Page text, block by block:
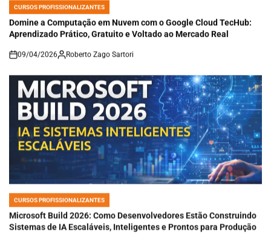
POSTED
IN
CURSOS PROFISSIONALIZANTES
Domine a Computação em Nuvem com o Google Cloud TecHub:
Aprendizado Prático, Gratuito e Voltado ao Mercado Real
on
09/04/2026 Roberto Zago Sartori
POSTED
IN
CURSOS PROFISSIONALIZANTES
Microsoft Build 2026: Como Desenvolvedores Estão Construindo
Sistemas de IA Escaláveis, Inteligentes e Prontos para Produção